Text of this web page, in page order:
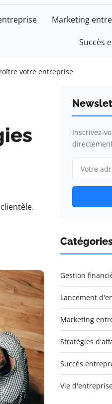
Marketing
Succès
votre entreprise
Inscrivez-
Gestion
Lancement
Marketing
Stratégies
Succès
Vie